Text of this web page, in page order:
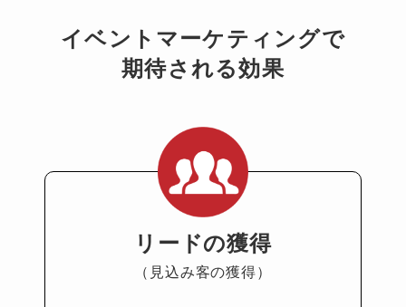
イベントマーケティングで
期待される効果
リードの獲得
（見込み客の獲得）